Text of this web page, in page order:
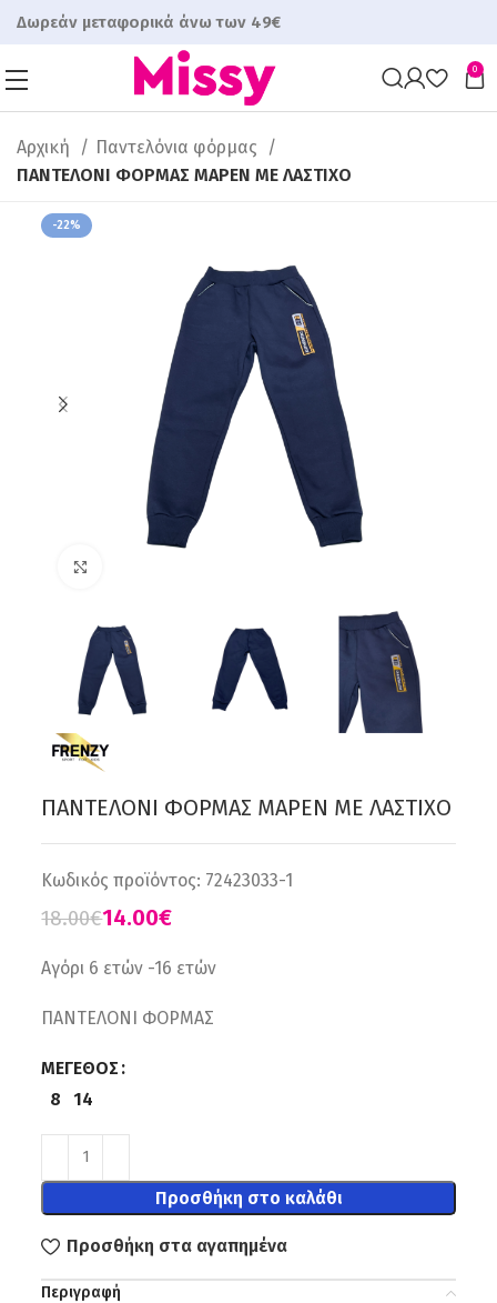
Δωρεάν μεταφορικά άνω των 49€
0
Αρχική
Παντελόνια φόρμας
ΠΑΝΤΕΛΟΝΙ ΦΟΡΜΑΣ ΜAΡΕΝ ΜΕ ΛΑΣΤΙΧΟ
-22%
ΠΑΝΤΕΛΟΝΙ ΦΟΡΜΑΣ ΜAΡΕΝ ΜΕ ΛΑΣΤΙΧΟ
Κωδικός προϊόντος: 72423033-1
18.00€14.00€
Αγόρι 6 ετών -16 ετών
ΠΑΝΤΕΛΟΝΙ ΦΟΡΜΑΣ
ΜΈΓΕΘΟΣ
8
14
Προσθήκη στο καλάθι
Προσθήκη στα αγαπημένα
Περιγραφή